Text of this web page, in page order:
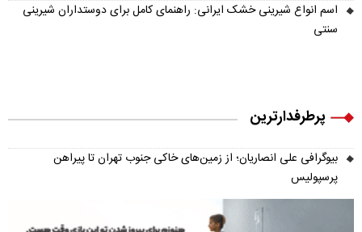
اسم انواع شیرینی خشک ایرانی: راهنمای کامل برای دوستداران شیرینی
سنتی
پرطرفدارترین
بیوگرافی علی انصاریان؛ از زمین‌های خاکی جنوب تهران تا پیراهن
پرسپولیس